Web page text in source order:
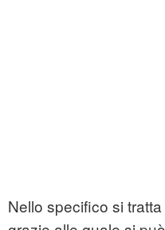
Nello specifico si